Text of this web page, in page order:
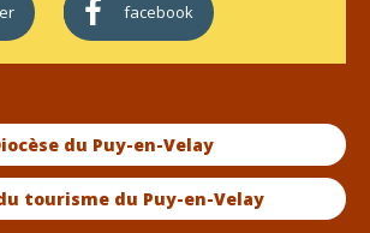
facebook
du Puy-en-Velay
tourisme du Puy-en-Velay